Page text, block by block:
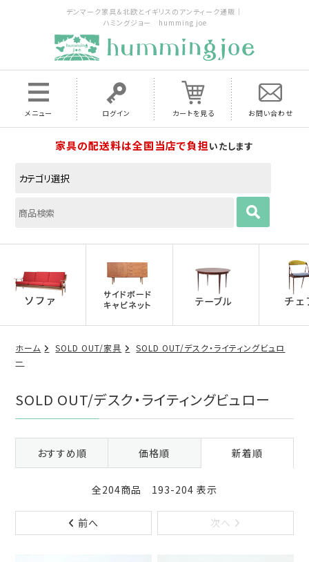
デンマーク家具＆北欧とイギリスのアンティーク通販｜
ハミングジョー humming joe
メニュー ログイン カートを見る お問い合わせ
家具の配送料は全国当店で負担いたします
ホーム SOLD OUT/家具
SOLD OUT/デスク・ライティングビュロ
ー
SOLD OUT/デスク・ライティングビュロー
おすすめ順 価格順 新着順
全204商品 193-204 表示
前へ 次へ